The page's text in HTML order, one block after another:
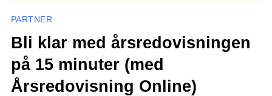
PARTNER
Bli klar med årsredovisningen
på 15 minuter (med
Årsredovisning Online)